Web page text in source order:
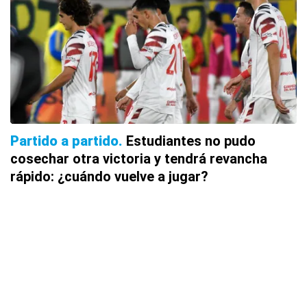
Partido a partido Estudiantes no pudo
cosechar otra victoria y tendrá revancha
rápido: ¿cuándo vuelve a jugar?